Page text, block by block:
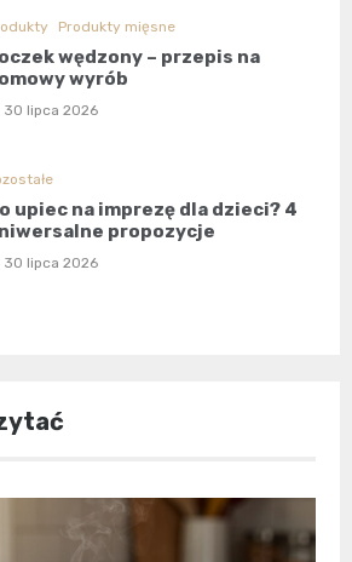
Produkty mięsne
wędzony – przepis na
wyrób
30 lipca 2026
upiec na imprezę dla dzieci? 4
propozycje
30 lipca 2026